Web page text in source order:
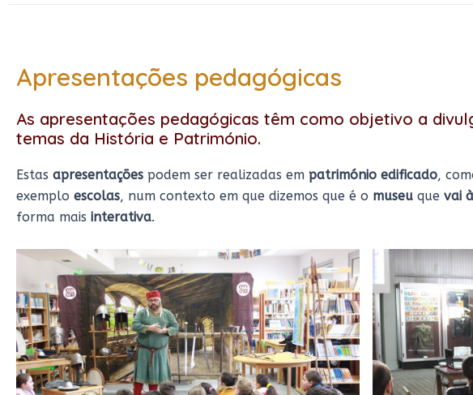
Apresentações pedagógicas
As apresentações pedagógicas têm como objetivo a
temas da História e Património.
Estas apresentações podem ser realizadas em património edificado,
exemplo escolas, num contexto em que dizemos que é o museu que vai
forma mais interativa.